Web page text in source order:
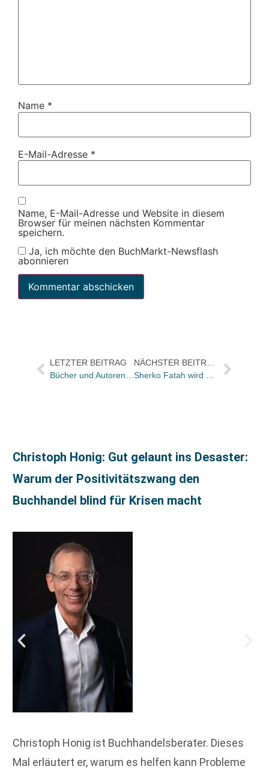
Name *
E-Mail-Adresse *
Name, E-Mail-Adresse und Website in diesem
Browser für meinen nächsten Kommentar
speichern.
Ja, ich möchte den BuchMarkt-Newsflash
abonnieren
LETZTER BEITRAG
Christoph Honig: Gut gelaunt ins Desaster:
Warum der Positivitätszwang den
Buchhandel blind für Krisen macht
Christoph Honig ist Buchhandelsberater. Dieses
Mal erläutert er, warum es helfen kann Probleme